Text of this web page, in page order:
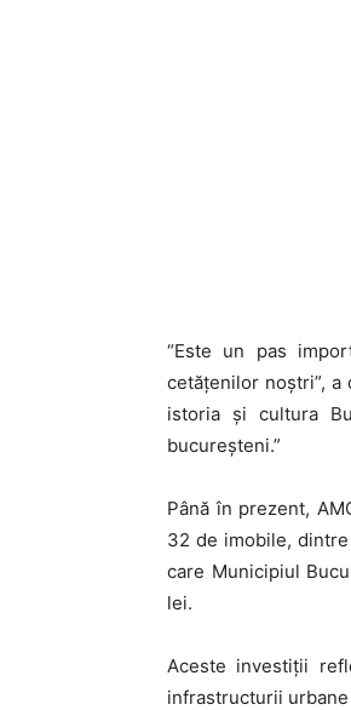
“Este un pas
cetățenilor noștri”, a
istoria și cultura
bucureșteni.”
Până în prezent,
32 de imobile,
care Municipiul
lei.
Aceste investiții
infrastructurii